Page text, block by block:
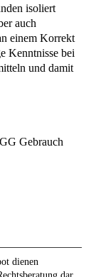
isoliert
auch
einem Korrekt
Kenntnisse bei
und damit
Gebrauch
dienen